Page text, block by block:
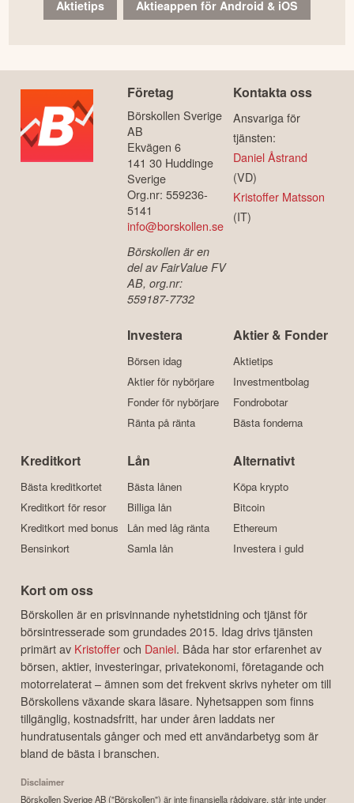
Aktietips Aktieappen för Android & iOS
Företag
Börskollen Sverige
AB
Ekvägen 6
141 30 Huddinge
Sverige
Org.nr: 559236-
5141
info@borskollen.se
Börskollen är en
del av FairValue FV
AB, org.nr:
559187-7732
Kontakta oss
Ansvariga för
tjänsten:
Daniel Åstrand
(VD)
Kristoffer Matsson
(IT)
Investera
Börsen idag
Aktier för nybörjare
Fonder för nybörjare
Ränta på ränta
Aktier & Fonder
Aktietips
Investmentbolag
Fondrobotar
Bästa fonderna
Kreditkort
Bästa kreditkortet
Kreditkort för resor
Kreditkort med bonus
Bensinkort
Lån
Bästa lånen
Billiga lån
Lån med låg ränta
Samla lån
Alternativt
Köpa krypto
Bitcoin
Ethereum
Investera i guld
Kort om oss
Börskollen är en prisvinnande nyhetstidning och tjänst för
börsintresserade som grundades 2015. Idag drivs tjänsten
primärt av Kristofferoch Daniel. Båda har stor erfarenhet av
börsen, aktier, investeringar, privatekonomi, företagande och
motorrelaterat – ämnen som det frekvent skrivs nyheter om till
Börskollens växande skara läsare. Nyhetsappen som finns
tillgänglig, kostnadsfritt, har under åren laddats ner
hundratusentals gånger och med ett användarbetyg som är
bland de bästa i branschen.
Disclaimer
Börskollen Sverige AB ("Börskollen") är inte finansiella rådgivare, står inte under